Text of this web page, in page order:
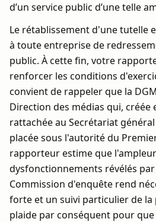
d’un service public d’une telle
Le rétablissement d'une tutelle
à toute entreprise de
public. À cette fin, votre
renforcer les conditions
convient de rappeler que la
Direction des médias qui, créée
rattachée au Secrétariat
placée sous l'autorité du
rapporteur estime que
dysfonctionnements révélés
Commission d'enquête rend
forte et un suivi particulier de la
plaide par conséquent pour